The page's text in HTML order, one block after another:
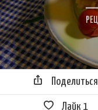
Поделиться
Лайк 1